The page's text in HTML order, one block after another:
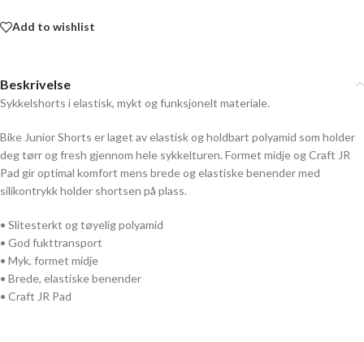
Add to wishlist
Beskrivelse
Sykkelshorts i elastisk, mykt og funksjonelt materiale.
Bike Junior Shorts er laget av elastisk og holdbart polyamid som holder
deg tørr og fresh gjennom hele sykkelturen. Formet midje og Craft JR
Pad gir optimal komfort mens brede og elastiske benender med
silikontrykk holder shortsen på plass.
• Slitesterkt og tøyelig polyamid
• God fukttransport
• Myk, formet midje
• Brede, elastiske benender
• Craft JR Pad